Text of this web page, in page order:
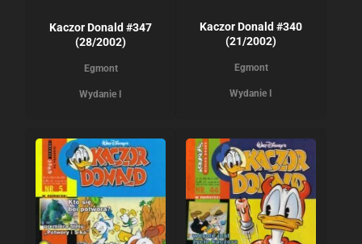
Kaczor Donald #347
(28/2002)
Egmont
Wydanie I
Kaczor Donald #340
(21/2002)
Egmont
Wydanie I